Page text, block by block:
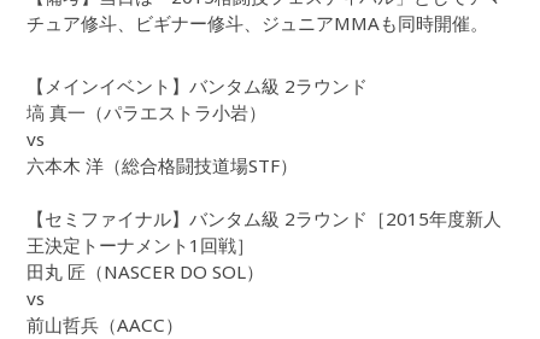
チュア修斗、ビギナー修斗、ジュニアMMAも同時開催。
【メインイベント】バンタム級 2ラウンド
塙 真一（パラエストラ小岩）
vs
六本木 洋（総合格闘技道場STF）
【セミファイナル】バンタム級 2ラウンド［2015年度新人
王決定トーナメント1回戦］
田丸 匠（NASCER DO SOL）
vs
前山哲兵（AACC）